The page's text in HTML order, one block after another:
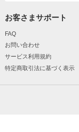
お客さまサポート
FAQ
お問い合わせ
サービス利用規約
特定商取引法に基づく表示